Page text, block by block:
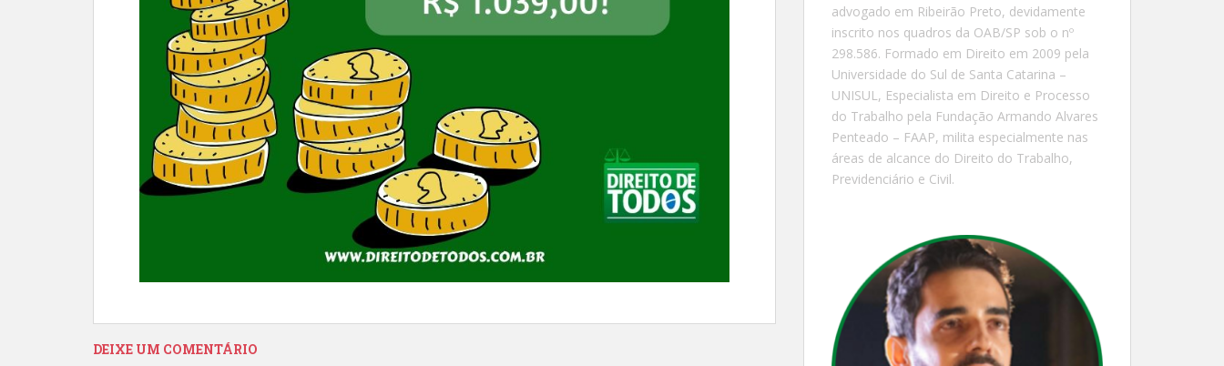
DEIXE UM COMENTÁRIO
advogado em Ribeirão Preto, devidamente
inscrito nos quadros da OAB/SP sob o nº
298.586. Formado em Direito em 2009 pela
Universidade do Sul de Santa Catarina –
UNISUL, Especialista em Direito e Processo
do Trabalho pela Fundação Armando Alvares
Penteado – FAAP, milita especialmente nas
áreas de alcance do Direito do Trabalho,
Previdenciário e Civil.